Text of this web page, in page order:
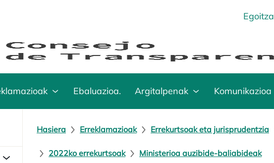
Ebaluazioa. Argitalpenak Komunikazioa
Hasiera Erreklamazioak Errekurtsoak eta jurisprudentzia
2022ko errekurtsoak Ministerioa auzibide-baliabideak